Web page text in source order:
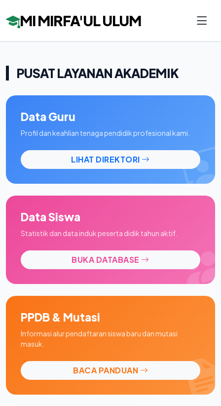
MI MIRFA'UL ULUM
PUSAT LAYANAN AKADEMIK
Data Guru
Profil dan keahlian tenaga pendidik profesional kami.
LIHAT DIREKTORI
Data Siswa
Statistik dan data induk peserta didik tahun aktif.
BUKA DATABASE
PPDB & Mutasi
Informasi alur pendaftaran siswa baru dan mutasi
masuk.
BACA PANDUAN